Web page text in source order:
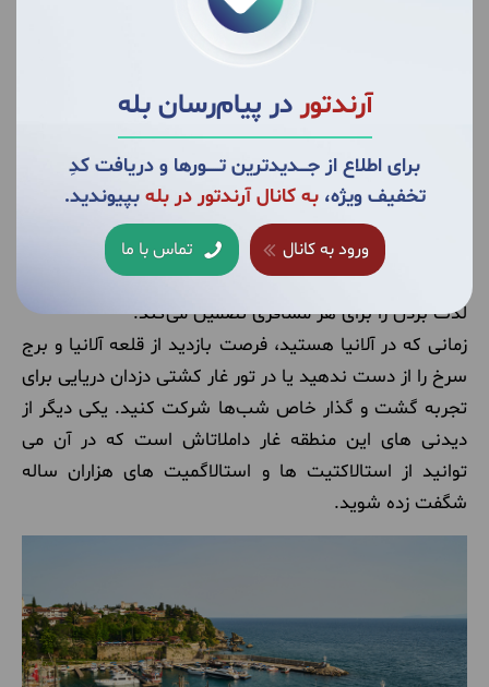
آرندتوردر پیام‌رسان بله
برای اطلاع از جــــدیدترین تــــــورها و دریافت کدِ
تخفیف ویژه،به کانال آرندتور در بله بپیوندید.
ورود به کانال تماس با ما
موزه گردی حسابی عصر را در کنار سواحل بسیار زیبای این
آلانیا شهر بنادر دیدنی
بازدید از آلانیا در تور ترکیه قطعا یکی از موارد ضروری به شمار
می‌رود. این شهر با سواحل زیبا، شگفتی های طبیعی، بناهای
تاریخی معتبر، میراث فرهنگی شلوغ، و فرصت های خرید و
غذاخوری‌های محلی فراوان، مکان‌های اقامتی دوست داشتنی
لذت بردن را برای هر مسافری تضمین می‌کند.
زمانی که در آلانیا هستید، فرصت بازدید از قلعه آلانیا و برج
سرخ را از دست ندهید یا در تور غار کشتی دزدان دریایی برای
تجربه گشت و گذار خاص شب‌ها شرکت کنید. یکی دیگر از
دیدنی های این منطقه غار داملاتاش است که در آن می
توانید از استالاکتیت ها و استالاگمیت های هزاران ساله
شگفت زده شوید.